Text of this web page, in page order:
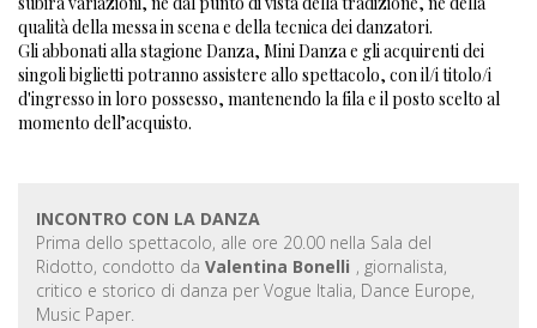
qualità della messa in scena e della tecnica dei danzatori.
Gli abbonati alla stagione Danza, Mini Danza e gli acquirenti dei
singoli biglietti potranno assistere allo spettacolo, con il/i titolo/i
d'ingresso in loro possesso, mantenendo la fila e il posto scelto al
momento dell’acquisto.
INCONTRO CON LA DANZA
Prima dello spettacolo, alle ore 20.00 nella Sala del
Ridotto, condotto da Valentina Bonelli , giornalista,
critico e storico di danza per Vogue Italia, Dance Europe,
Music Paper.